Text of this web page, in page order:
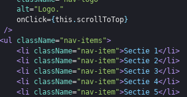
alt="Logo."
onClick={this . scrollToTop}
<ul
className="nav-items">
<li
className="nav-item">Sectie 1</li>
<li className="nav-item">Sectie 2</li>
<li className="nav-item">Sectie 3</li>
<li className="nav-item">Sectie 4</li>
<li className="nav-item">Sectie 5</li>